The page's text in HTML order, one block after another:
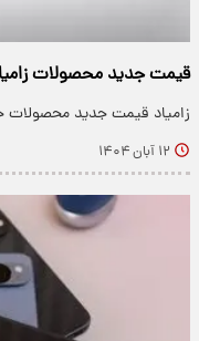
قیمت جدید محصولات زامیاد
زامیاد قیمت جدید محصولات خود را ویژه
۱۲ آبان ۱۴۰۴